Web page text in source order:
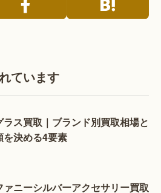
ています
ラス買取｜ブランド別買取相場と
を決める4要素
ァニーシルバーアクセサリー買取